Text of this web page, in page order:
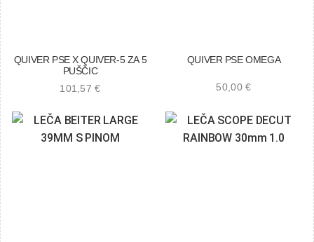
QUIVER PSE X QUIVER-5 ZA 5
PUŠČIC
101,57€
QUIVER PSE OMEGA
50,00€